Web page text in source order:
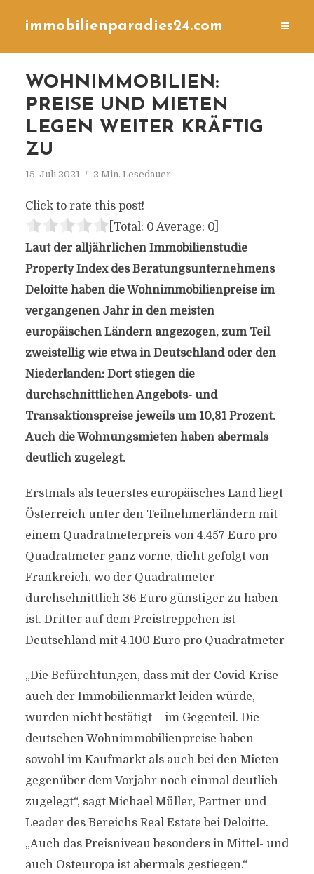
immobilienparadies24.com
WOHNIMMOBILIEN:
PREISE UND MIETEN
LEGEN WEITER KRÄFTIG
ZU
15. Juli 2021 2 Min. Lesedauer
Click to rate this post!
[Total: 0 Average: 0]
Laut der alljährlichen Immobilienstudie
Property Index des Beratungsunternehmens
Deloitte haben die Wohnimmobilienpreise im
vergangenen Jahr in den meisten
europäischen Ländern angezogen, zum Teil
zweistellig wie etwa in Deutschland oder den
Niederlanden: Dort stiegen die
durchschnittlichen Angebots- und
Transaktionspreise jeweils um 10,81 Prozent.
Auch die Wohnungsmieten haben abermals
deutlich zugelegt.
Erstmals als teuerstes europäisches Land liegt
Österreich unter den Teilnehmerländern mit
einem Quadratmeterpreis von 4.457 Euro pro
Quadratmeter ganz vorne, dicht gefolgt von
Frankreich, wo der Quadratmeter
durchschnittlich 36 Euro günstiger zu haben
ist. Dritter auf dem Preistreppchen ist
Deutschland mit 4.100 Euro pro Quadratmeter
„Die Befürchtungen, dass mit der Covid-Krise
auch der Immobilienmarkt leiden würde,
wurden nicht bestätigt – im Gegenteil. Die
deutschen Wohnimmobilienpreise haben
sowohl im Kaufmarkt als auch bei den Mieten
gegenüber dem Vorjahr noch einmal deutlich
zugelegt“, sagt Michael Müller, Partner und
Leader des Bereichs Real Estate bei Deloitte.
„Auch das Preisniveau besonders in Mittel- und
auch Osteuropa ist abermals gestiegen.“